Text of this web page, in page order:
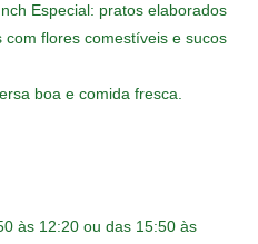
Especial: pratos elaborados
flores comestíveis e sucos
boa e comida fresca.
às 12:20 ou das 15:50 às